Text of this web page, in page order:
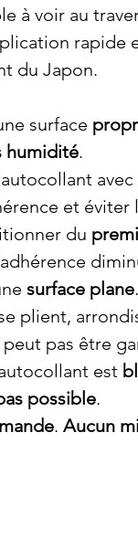
à voir au
rapide
du Japon.
surface
humidité.
avec
et éviter
du
surface plane
plient,
pas être
est
possible.
. Aucun